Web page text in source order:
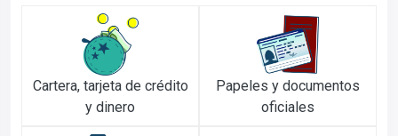
Cartera, tarjeta de crédito
y dinero
Papeles y documentos
oficiales